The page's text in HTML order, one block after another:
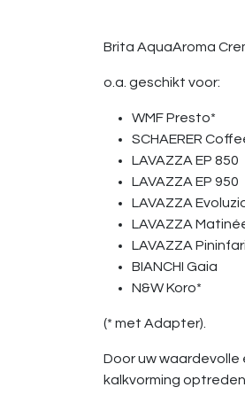
Brita AquaAroma
o.a. geschikt voor:
WMF Presto*
SCHAERER
LAVAZZA EP 850
LAVAZZA EP 950
LAVAZZA
LAVAZZA
LAVAZZA
BIANCHI Gaia
N&W Koro*
(* met Adapter).
Door uw
kalkvorming